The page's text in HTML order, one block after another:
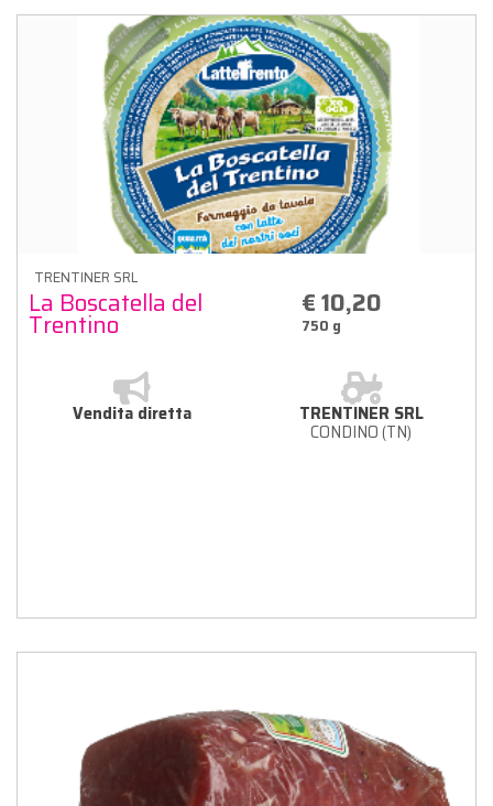
TRENTINER SRL
La Boscatella del
Trentino
€ 10,20
750 g
Vendita diretta TRENTINER SRL
CONDINO (TN)